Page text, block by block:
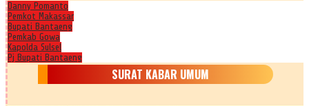
Danny Pomanto
Pemkot Makassar
Bupati Bantaeng
Pemkab Gowa
Kapolda Sulsel
Pj Bupati Bantaeng
SURAT KABAR UMUM